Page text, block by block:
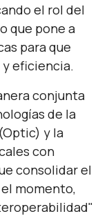
el rol del
que pone a
para que
eficiencia.
conjunta
de la
y la
con
consolidar el
momento,